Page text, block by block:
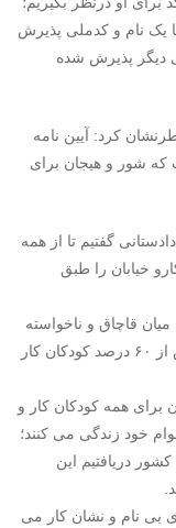
یک نام و کدملی پذیرش
دیگر پذیرش شده
کرد: آیین نامه
که شور و هیجان برای
گفتیم تا از همه
خیابان را طبق
میان قاچاق و ناخواسته
قربانی می شوند به این نکته اشاره کرد که بیش از ۶۰ درصد کودکان کار
برای همه کودکان کار و
۹۰ درصد آنان با اقوام خود زندگی می کنند؛
با بررسی چگونگی ساماندهی کودکان کار در ۱۳ کشور دریافتیم این
بی نام و نشان کار می